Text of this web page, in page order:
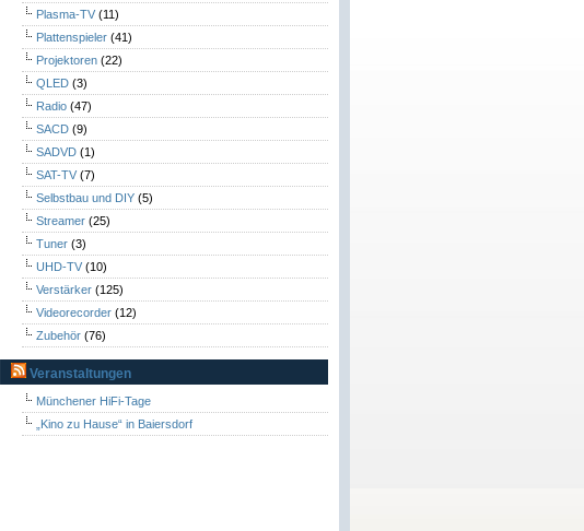
Plasma-TV (11)
Plattenspieler (41)
Projektoren (22)
QLED (3)
Radio (47)
SACD (9)
SADVD (1)
SAT-TV (7)
Selbstbau und DIY (5)
Streamer (25)
Tuner (3)
UHD-TV (10)
Verstärker (125)
Videorecorder (12)
Zubehör (76)
Veranstaltungen
Münchener HiFi-Tage
„Kino zu Hause“ in Baiersdorf